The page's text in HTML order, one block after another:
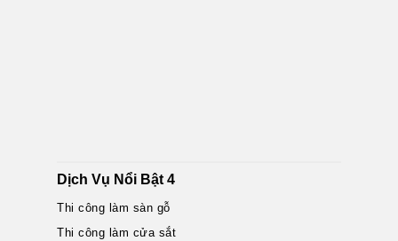
Dịch Vụ Nổi Bật 4
Thi công làm sàn gỗ
Thi công làm cửa sắt